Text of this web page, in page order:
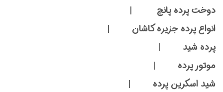
دوخت پرده پانچ |
انواع پرده جزیره کاشان |
پرده شید |
موتور پرده |
شید اسکرین پرده |